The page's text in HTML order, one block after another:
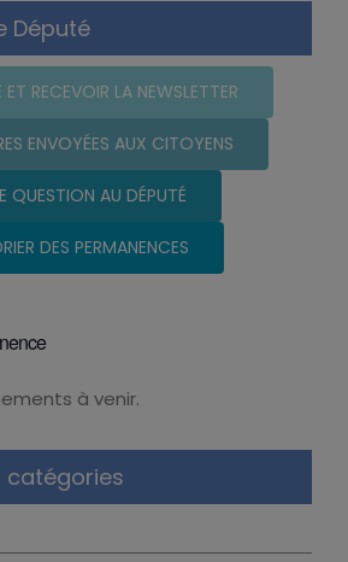
Député
ET RECEVOIR LA NEWSLETTER
ENVOYÉES AUX CITOYENS
QUESTION AU DÉPUTÉ
DES PERMANENCES
à venir.
catégories